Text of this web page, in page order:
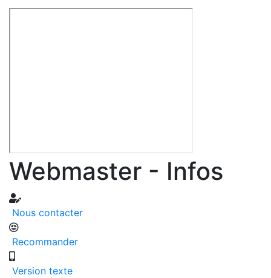
Webmaster - Infos
Nous contacter
Recommander
Version texte